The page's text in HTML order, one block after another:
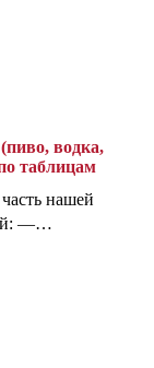
водка,
таблицам
нашей
—…